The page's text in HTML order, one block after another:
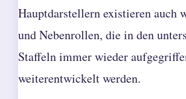
Hauptdarstellern existieren auch
und Nebenrollen, die in den
Staffeln immer wieder
weiterentwickelt werden.